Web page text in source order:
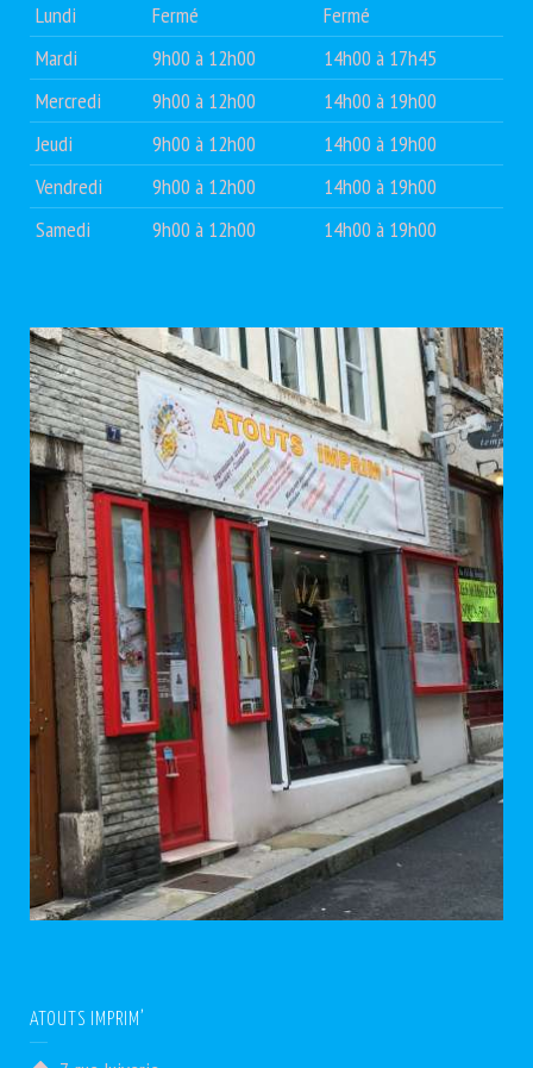
Lundi
Fermé
Fermé
Mardi
9h00 à 12h00
14h00 à 17h45
Mercredi
9h00 à 12h00
14h00 à 19h00
Jeudi
9h00 à 12h00
14h00 à 19h00
Vendredi
9h00 à 12h00
14h00 à 19h00
Samedi
9h00 à 12h00 14h00 à 19h00
ATOUTS IMPRIM’